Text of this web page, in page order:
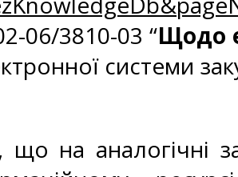
06/3810-03 “Щодо
системи
на аналогічні